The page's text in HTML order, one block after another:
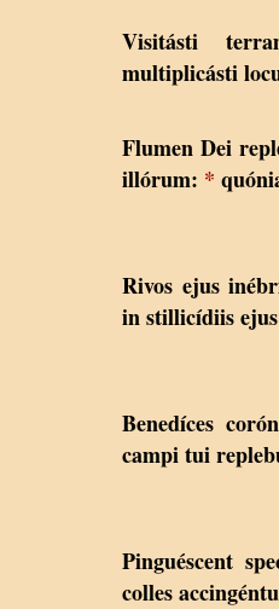
Visitásti
multiplicásti
Flumen Dei
illórum: *
Rivos ejus
in stillicídiis
Benedíces
campi tui
Pinguéscent
colles